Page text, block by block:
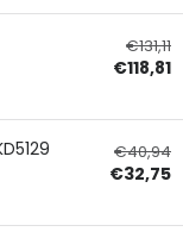
€131,11
€118,81
€40,94
€32,75